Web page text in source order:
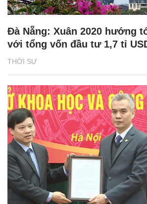
THỜI SỰ
Đà Nẵng: Xuân 2020 hướng
với tổng vốn đầu tư 1,7 tỉ